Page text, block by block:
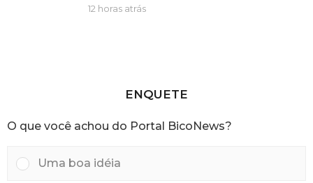
12 horas atrás1
s
a
r
ENQUETE
O que você achou do Portal BicoNews?
Uma boa idéia